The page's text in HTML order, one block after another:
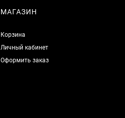
МАГАЗИН
Корзина
Личный кабинет
Оформить заказ